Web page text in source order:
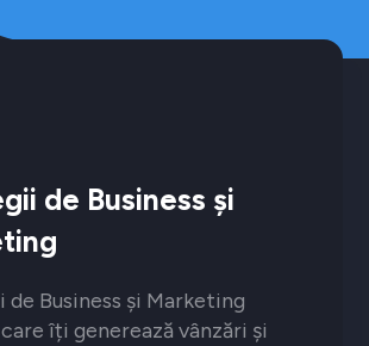
de Business și
Business și Marketing
îți generează vânzări și